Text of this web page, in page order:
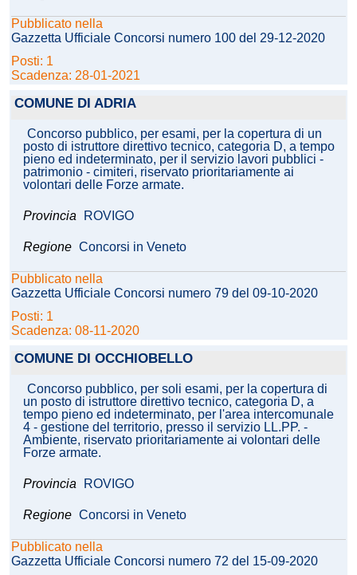
Pubblicato nella
Gazzetta Ufficiale Concorsi numero 100 del 29-12-2020
Posti: 1
Scadenza: 28-01-2021
COMUNE DI ADRIA
Concorso pubblico, per esami, per la copertura di un
posto di istruttore direttivo tecnico, categoria D, a tempo
pieno ed indeterminato, per il servizio lavori pubblici -
patrimonio - cimiteri, riservato prioritariamente ai
volontari delle Forze armate.
Provincia ROVIGO
Regione Concorsi in Veneto
Pubblicato nella
Gazzetta Ufficiale Concorsi numero 79 del 09-10-2020
Posti: 1
Scadenza: 08-11-2020
COMUNE DI OCCHIOBELLO
Concorso pubblico, per soli esami, per la copertura di
un posto di istruttore direttivo tecnico, categoria D, a
tempo pieno ed indeterminato, per l'area intercomunale
4 - gestione del territorio, presso il servizio LL.PP. -
Ambiente, riservato prioritariamente ai volontari delle
Forze armate.
Provincia ROVIGO
Regione Concorsi in Veneto
Pubblicato nella
Gazzetta Ufficiale Concorsi numero 72 del 15-09-2020